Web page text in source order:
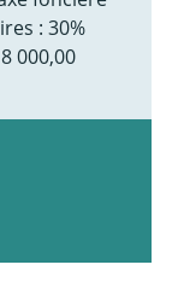
: 30%
000,00